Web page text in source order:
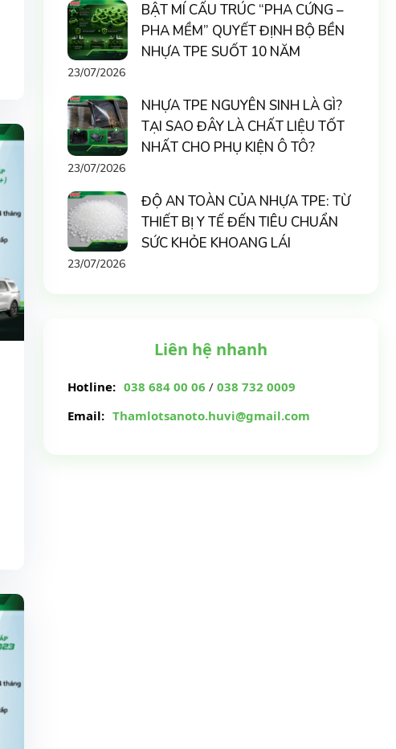
BẬT MÍ CẤU TRÚC “PHA CỨNG –
PHA MỀM” QUYẾT ĐỊNH BỘ BỀN
NHỰA TPE SUỐT 10 NĂM
23/07/2026
NHỰA TPE NGUYÊN SINH LÀ GÌ?
TẠI SAO ĐÂY LÀ CHẤT LIỆU TỐT
NHẤT CHO PHỤ KIỆN Ô TÔ?
23/07/2026
ĐỘ AN TOÀN CỦA NHỰA TPE: TỪ
THIẾT BỊ Y TẾ ĐẾN TIÊU CHUẨN
SỨC KHỎE KHOANG LÁI
23/07/2026
Liên hệ nhanh
Hotline: 038 684 00 06 / 038 732 0009
Email: Thamlotsanoto.huvi@gmail.com